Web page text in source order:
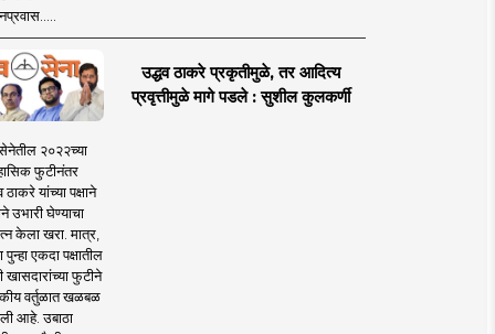
उद्धव ठाकरे प्रकृतीमुळे, तर आदित्य
प्रवृत्तीमुळे मागे पडले : सुशील कुलकर्णी
२०२२च्या
फुटीनंतर
ठाकरे यांच्या पक्षाने
उभारी घेण्याचा
केला खरा. मात्र,
एकदा पक्षातील
खासदारांच्या फुटीने
वर्तुळात खळबळ
आहे. उबाठा